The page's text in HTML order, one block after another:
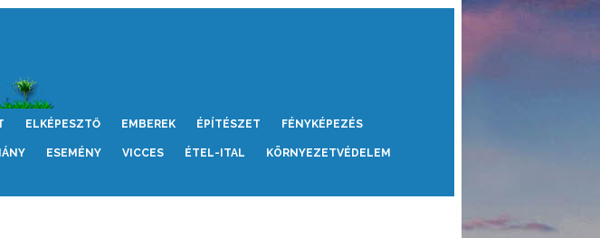
ELKÉPESZTŐ EMBEREK ÉPÍTÉSZET FÉNYKÉPEZÉS
ESEMÉNY VICCES ÉTEL-ITAL KÖRNYEZETVÉDELEM